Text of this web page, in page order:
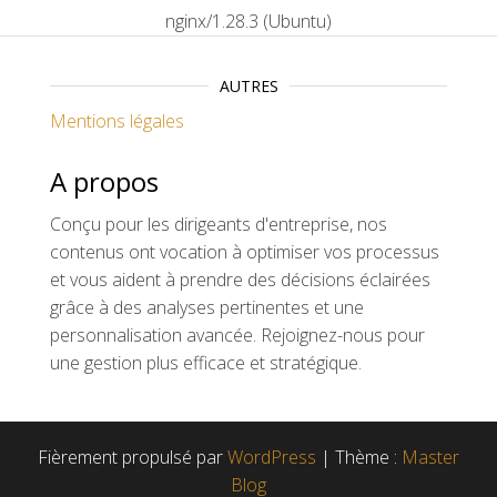
nginx/1.28.3 (Ubuntu)
AUTRES
Mentions légales
A propos
Conçu pour les dirigeants d'entreprise, nos
contenus ont vocation à optimiser vos processus
et vous aident à prendre des décisions éclairées
grâce à des analyses pertinentes et une
personnalisation avancée. Rejoignez-nous pour
une gestion plus efficace et stratégique.
Fièrement propulsé parWordPress | Thème : Master
Blog